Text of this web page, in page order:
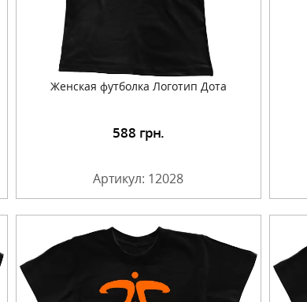
Женская футболка Логотип Дота
588 грн.
Артикул: 12028
Подробнее